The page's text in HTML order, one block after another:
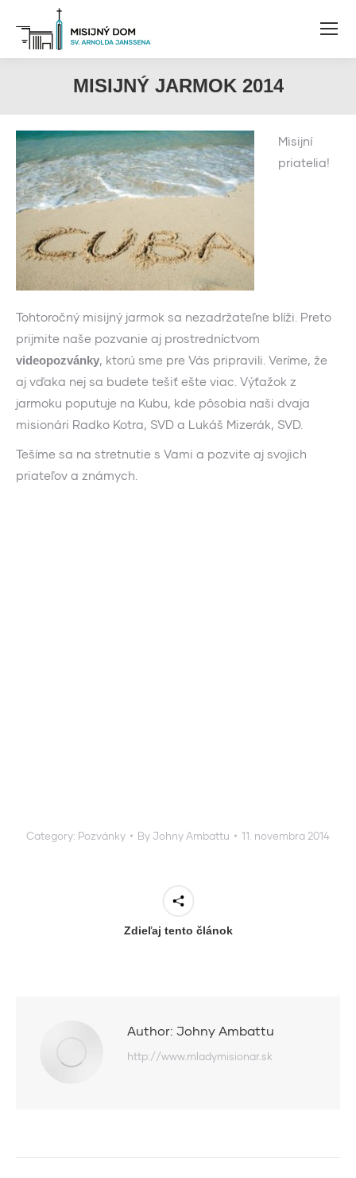
MISIJNÝ JARMOK 2014
Misijní
priatelia!
Tohtoročný misijný jarmok sa nezadržateľne blíži. Preto
prijmite naše pozvanie aj prostredníctvom
videopozvánky , ktorú sme pre Vás pripravili. Veríme, že
aj vďaka nej sa budete tešiť ešte viac. Výťažok z
jarmoku poputuje na Kubu, kde pôsobia naši dvaja
misionári Radko Kotra, SVD a Lukáš Mizerák, SVD.
Tešíme sa na stretnutie s Vami a pozvite aj svojich
priateľov a známych.
Category: Pozvánky By Johny Ambattu 11. novembra 2014
Zdieľaj tento článok
Author: Johny Ambattu
http://www.mladymisionar.sk